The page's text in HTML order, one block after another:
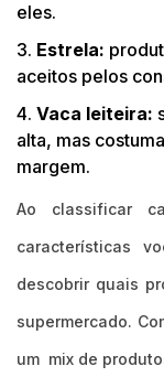
eles.
Estrela:
aceitos pelos
Vaca leiteira:
alta, mas
margem.
Ao classificar
características
descobrir quais
supermercado.
um mix de